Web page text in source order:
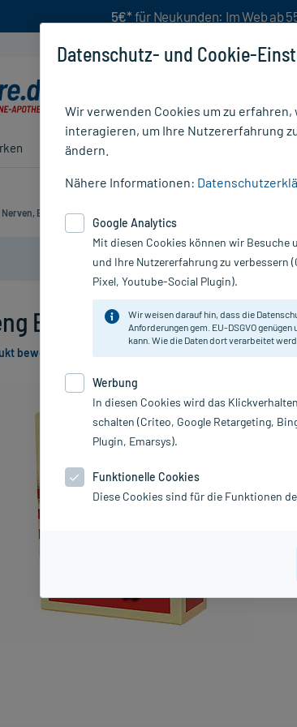
5€* für Neukunden: Im Web ab
Ratgeber
Nerven, Beruhigung & Schlaf
Nur für kurze Zeit:
Extrakt Kapseln, 30 St
bewerten & PlusHerzen sichern
Datenschutz- und Cookie-
Wir verwenden Cookies um zu
interagieren, um Ihre Nutzererfahrung
ändern.
Nähere Informationen:
Google Analytics
Mit diesen Cookies können wir Besuche
und Ihre Nutzererfahrung zu verbessern
Pixel, Youtube-Social Plugin).
Wir weisen darauf hin, dass die
Anforderungen gem. EU-DSGVO
kann. Wie die Daten dort verarbeitet
Werbung
In diesen Cookies wird das
schalten (Criteo, Google Retargeting,
Plugin, Emarsys).
Funktionelle Cookies
Diese Cookies sind für die Funktionen